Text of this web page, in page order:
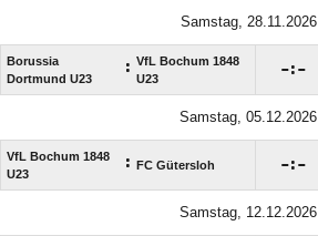
Samstag, 28.11.2026
Borussia
Dortmund U23
: VfL Bochum 1848
U23
:
Samstag, 05.12.2026
VfL Bochum 1848
U23
: FC Gütersloh :
Samstag, 12.12.2026